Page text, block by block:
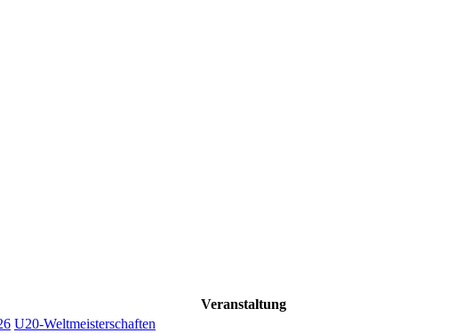
Veranstaltung
U20-Weltmeisterschaften